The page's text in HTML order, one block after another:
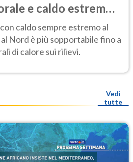
e caldo estremo
caldo sempre estremo al
Nord è più sopportabile fino a
di calore sui rilievi.
Vedi
tutte